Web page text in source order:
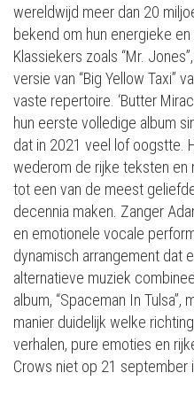
wereldwijd meer dan 20
bekend om hun energieke
Klassiekers zoals “Mr.
versie van “Big Yellow Taxi”
vaste repertoire. ‘Butter
hun eerste volledige album
dat in 2021 veel lof oogstte.
wederom de rijke teksten en
tot een van de meest
decennia maken. Zanger
en emotionele vocale
dynamisch arrangement dat
alternatieve muziek
album, “Spaceman In
manier duidelijk welke
verhalen, pure emoties en
Crows niet op 21 september